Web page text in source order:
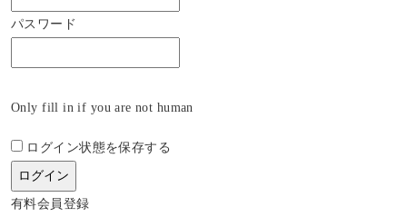
パスワード
Only fill in if you are not human
ログイン状態を保存する
有料会員登録